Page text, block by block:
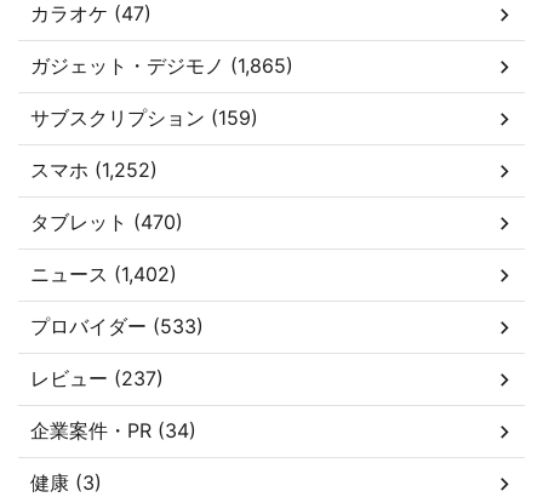
カラオケ (47)
ガジェット・デジモノ (1,865)
サブスクリプション (159)
スマホ (1,252)
タブレット (470)
ニュース (1,402)
プロバイダー (533)
レビュー (237)
企業案件・PR (34)
健康 (3)